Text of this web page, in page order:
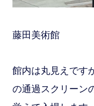
藤田美術館
館内は丸見えです
の通過スクリーン